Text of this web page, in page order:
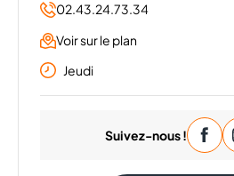
02.43.24.73.34
Voir sur le plan
Jeudi
Suivez-nous !